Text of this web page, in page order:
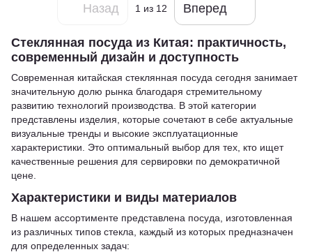
Назад 1 из 12 Вперед
Стеклянная посуда из Китая: практичность,
современный дизайн и доступность
Современная китайская стеклянная посуда сегодня занимает
значительную долю рынка благодаря стремительному
развитию технологий производства. В этой категории
представлены изделия, которые сочетают в себе актуальные
визуальные тренды и высокие эксплуатационные
характеристики. Это оптимальный выбор для тех, кто ищет
качественные решения для сервировки по демократичной
цене.
Характеристики и виды материалов
В нашем ассортименте представлена посуда, изготовленная
из различных типов стекла, каждый из которых предназначен
для определенных задач: